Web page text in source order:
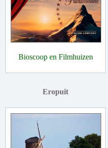
Bioscoop en Filmhuizen
Eropuit